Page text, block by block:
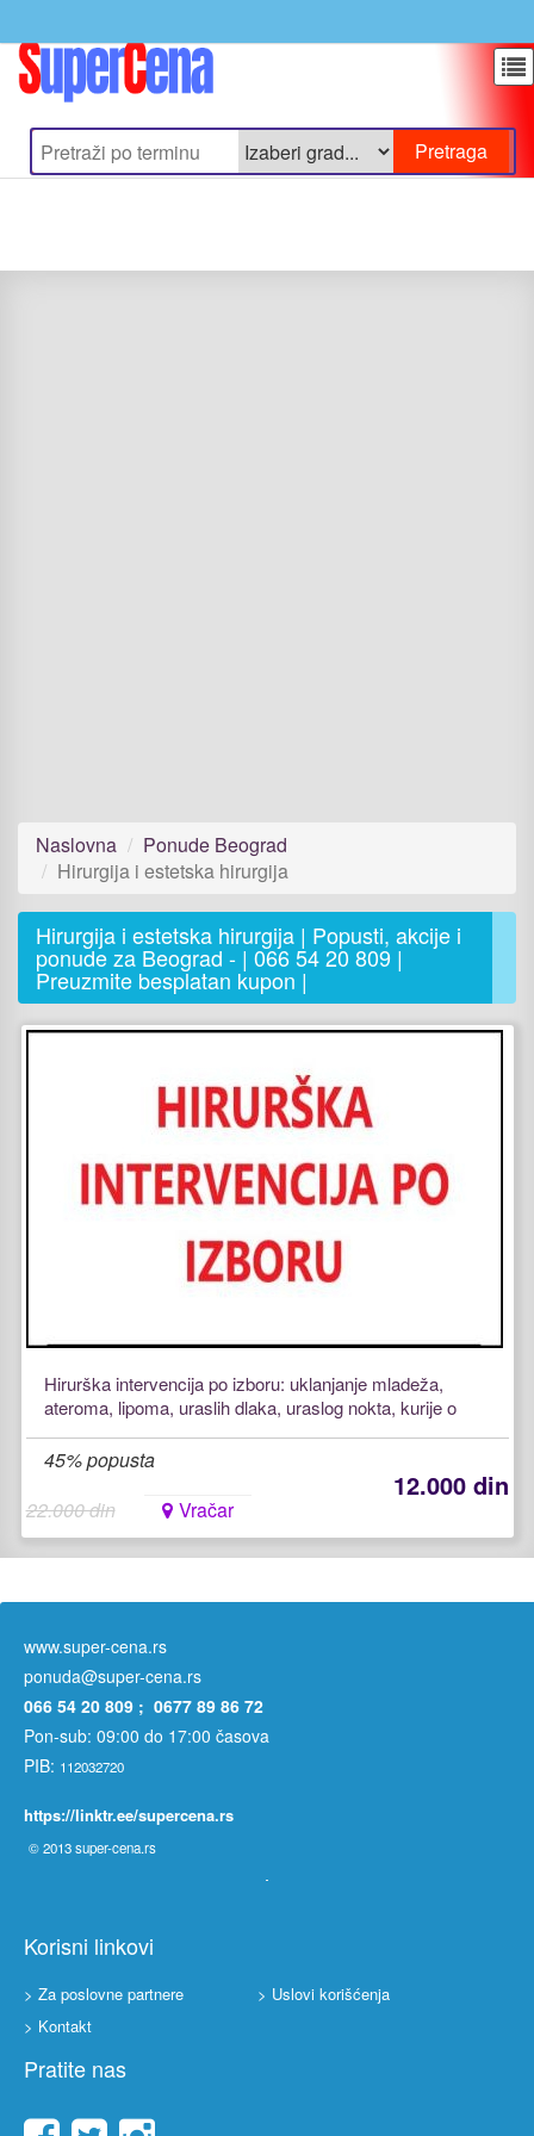
Naslovna
Ponude Beograd
Hirurgija i estetska hirurgija
Hirurgija i estetska hirurgija | Popusti, akcije i
ponude za Beograd - | 066 54 20 809 |
Preuzmite besplatan kupon |
Hirurška intervencija po izboru: uklanjanje mladeža,
ateroma, lipoma, uraslih dlaka, uraslog nokta, kurije o
45% popusta
12.000 din
22.000 din Vračar
www.super-cena.rs
ponuda@super-cena.rs
066 54 20 809 ; 0677 89 86 72
Pon-sub: 09:00 do 17:00 časova
PIB: 112032720
https://linktr.ee/supercena.rs
© 2013super-cena.rs
Korisni linkovi
> Za poslovne partnere
> Uslovi korišćenja
> Kontakt
Pratite nas